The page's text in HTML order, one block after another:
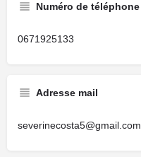
Numéro de téléphone
0671925133
Adresse mail
severinecosta5@gmail.com